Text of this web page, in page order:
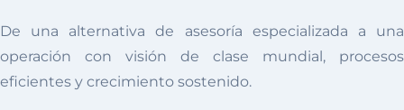
De una alternativa de asesoría especializada a una
operación con visión de clase mundial, procesos
eficientes y crecimiento sostenido.